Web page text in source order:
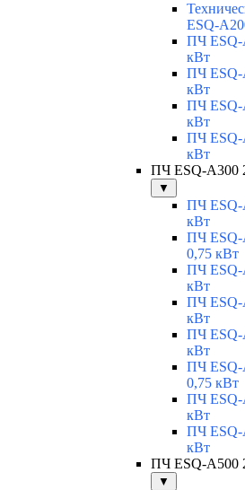
ESQ-
ПЧ ESQ-
кВт
ПЧ ESQ-
кВт
ПЧ ESQ-
кВт
ПЧ ESQ-
кВт
ПЧ ESQ-A300
▼
ПЧ ESQ-
кВт
ПЧ ESQ-
0,75 кВт
ПЧ ESQ-
кВт
ПЧ ESQ-
кВт
ПЧ ESQ-
кВт
ПЧ ESQ-
0,75 кВт
ПЧ ESQ-
кВт
ПЧ ESQ-
кВт
ПЧ ESQ-A500
▼